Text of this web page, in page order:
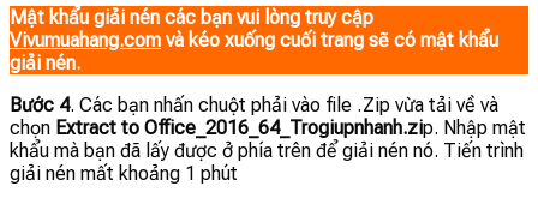
Mật khẩu giải nén các bạn vui lòng truy cập
Vivumuahang.com và kéo xuống cuối trang sẽ có mật khẩu
giải nén.
Bước 4. Các bạn nhấn chuột phải vào file .Zip vừa tải về và
chọn Extract to Office_2016_64_Trogiupnhanh.zip. Nhập mật
khẩu mà bạn đã lấy được ở phía trên để giải nén nó. Tiến trình
giải nén mất khoảng 1 phút